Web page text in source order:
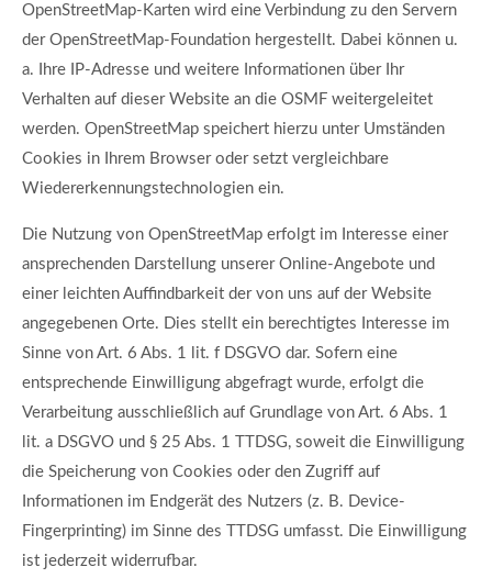
OpenStreetMap-Karten wird eine Verbindung zu den Servern
der OpenStreetMap-Foundation hergestellt. Dabei können u.
a. Ihre IP-Adresse und weitere Informationen über Ihr
Verhalten auf dieser Website an die OSMF weitergeleitet
werden. OpenStreetMap speichert hierzu unter Umständen
Cookies in Ihrem Browser oder setzt vergleichbare
Wiedererkennungstechnologien ein.
Die Nutzung von OpenStreetMap erfolgt im Interesse einer
ansprechenden Darstellung unserer Online-Angebote und
einer leichten Auffindbarkeit der von uns auf der Website
angegebenen Orte. Dies stellt ein berechtigtes Interesse im
Sinne von Art. 6 Abs. 1 lit. f DSGVO dar. Sofern eine
entsprechende Einwilligung abgefragt wurde, erfolgt die
Verarbeitung ausschließlich auf Grundlage von Art. 6 Abs. 1
lit. a DSGVO und § 25 Abs. 1 TTDSG, soweit die Einwilligung
die Speicherung von Cookies oder den Zugriff auf
Informationen im Endgerät des Nutzers (z. B. Device-
Fingerprinting) im Sinne des TTDSG umfasst. Die Einwilligung
ist jederzeit widerrufbar.